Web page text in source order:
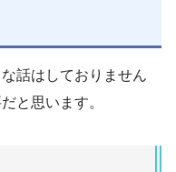
話はしておりません
と思います。